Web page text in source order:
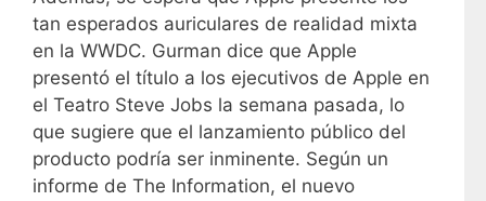
tan esperados auriculares de realidad mixta
en la WWDC. Gurman dice que Apple
presentó el título a los ejecutivos de Apple en
el Teatro Steve Jobs la semana pasada, lo
que sugiere que el lanzamiento público del
producto podría ser inminente. Según un
informe de The Information, el nuevo